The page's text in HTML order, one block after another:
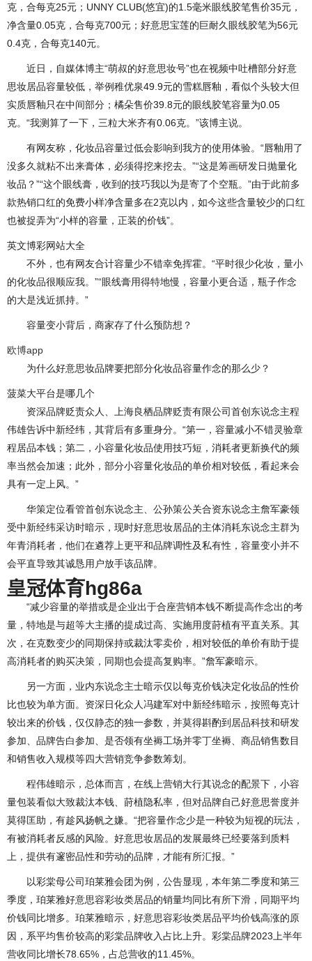
克，合每克25元；UNNY CLUB(悠宜)的1.5毫米眼线胶笔售价35元，
净含量0.05克，合每克700元；好意思宝莲的巨耐久眼线胶笔为56元
0.4克，合每克140元。
近日，自媒体博主“萌叔的好意思妆号”也在视频中吐槽部分好意
思妆居品容量较低，举例稚优泉49.9元的雪糕唇釉，看似个头较大但
实质唇釉只在中间部分；橘朵售价39.8元的眼线胶笔容量为0.05
克。“我测算了一下，三粒大米齐有0.06克。”该博主说。
有网友称，化妆品容量过低会影响到我方的使用体验。“唇釉用了
没多久就粘不出来膏体，必须得挖来挖去。”“这是筹画研发日抛量化
妆品？”“这个眼线膏，收到的技巧我以为是寄了个空瓶。”由于此前多
款热销口红的免费小样净含量多在2克以内，如今这些含量较少的口红
也被捉弄为“小样的容量，正装的价钱”。
英文博彩网站大全
不外，也有网友合计容量少不错幸免挥霍。“平时很少化妆，量小
的化妆品很顺应我。”“眼线膏用得特地慢，容量小更合适，瓶子作念
的大是浅近抓持。”
容量变小背后，商家存了什么预防想？
欧博app
为什么好意思妆品牌要把部分化妆品容量作念的那么少？
菠菜大平台是哪几个
资深品牌贬责众人、上海良栖品牌贬责有限公司首创东说念主程
伟雄告诉中新经纬，其背后有多重身分。“第一，容量减小不错灵验章
程居品本钱；第二，小容量化妆品使用技巧短，消耗者更新换代的频
率当然会加速；此外，部分小容量化妆品的单价相对较低，看起来会
具有一定上风。”
华策定位看管首创东说念主、公孙策公关合资东说念主詹军豪领
受中新经纬采访时暗示，现时好意思妆居品的主体消耗东说念主群为
年青消耗者，他们在遴荐上更平和品牌调性及私有性，容量变小并不
会平直导致其诚恳用户放手该品牌。
皇冠体育hg86a
“减少容量的举措或是企业出于合座营销本钱不断提高作念出的考
量，特地是与超等大主播的提成过高、实施用度莳植有平直关系。其
次，在克数变少的同期保持或裁汰零卖价，相对较低的单价有助于提
高消耗者的购买决策，同期也会提高复购率。”詹军豪暗示。
另一方面，业内东说念主士暗示仅以每克价钱决定化妆品的性价
比也较为单方面。资深日化众人冯建军对中新经纬暗示，按照每克计
较出来的价钱，仅仅静态的独一参数，并莫得斟酌到居品科技和研发
参加、品牌告白参加、是否领有坐褥工场并零丁坐褥、商品销售数目
和销售收入规模等四大营销竞争参数筹划。
程伟雄暗示，总体而言，在线上营销大行其说念的配景下，小容
量包装看似大致裁汰本钱、莳植隐私率，但对品牌自己好意思誉度并
莫得匡助，有趁风扬帆之嫌。“把容量作念少是一种较为短视的玩法，
有被消耗者反感的风险。好意思妆居品的发展最终已经要落到质料
上，提供有邃密品性和劳动的品牌，才能有所汇报。”
以彩棠母公司珀莱雅会团为例，公告显现，本年第二季度和第三
季度，珀莱雅好意思容彩妆类居品的销量均同比有所下滑，同期平均
价钱同比增多。珀莱雅暗示，好意思容彩妆类居品平均价钱高涨的原
因，系平均售价较高的彩棠品牌收入占比上升。彩棠品牌2023上半年
营收同比增长78.65%，占总营收的11.45%。